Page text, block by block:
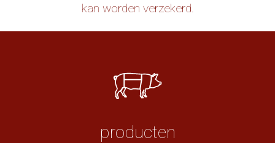
kan worden verzekerd.
producten